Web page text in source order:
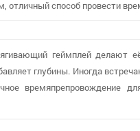
отличный способ провести
геймплей делают
глубины. Иногда
времяпрепровождение